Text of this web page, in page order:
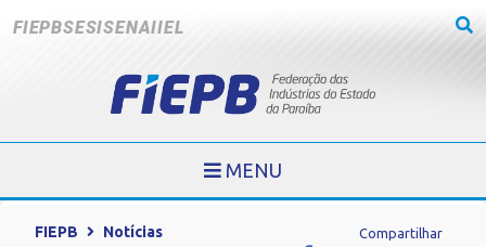
FIEPBSESISENAIIEL
MENU
FIEPB Notícias Compartilhar